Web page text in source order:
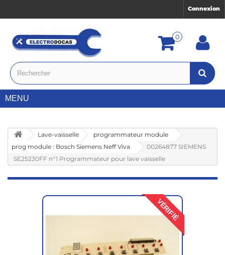
Connexion
0
MENU
Lave-vaisselle
programmateur module
prog module : Bosch Siemens Neff Viva
00264877 SIEMENS
SE25230FF n°1 Programmateur pour lave vaisselle
VÉRIFIÉ